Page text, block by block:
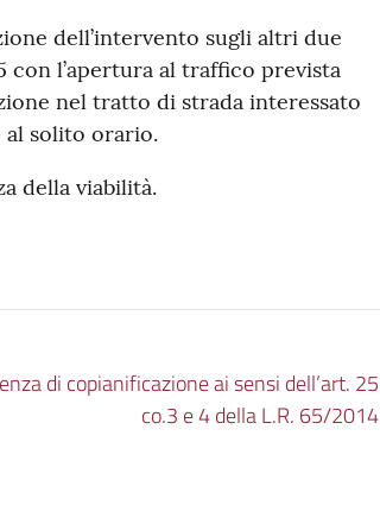
dell’intervento sugli altri due
con l’apertura al traffico prevista
nel tratto di strada interessato
solito orario.
della viabilità.
di copianificazione ai sensi dell’art. 25
co.3 e 4 della L.R. 65/2014